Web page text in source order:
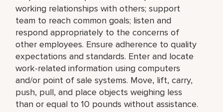
working relationships with others; support
team to reach common goals; listen and
respond appropriately to the concerns of
other employees. Ensure adherence to quality
expectations and standards. Enter and locate
work-related information using computers
and/or point of sale systems. Move, lift, carry,
push, pull, and place objects weighing less
than or equal to 10 pounds without assistance.